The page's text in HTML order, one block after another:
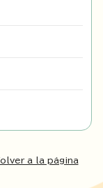
a la página